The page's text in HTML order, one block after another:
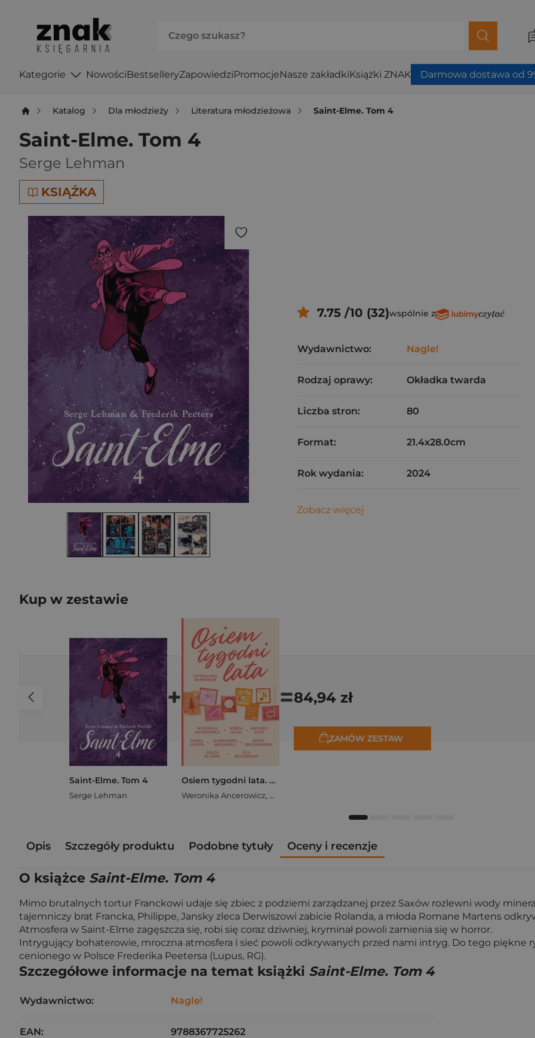
Kategorie NowościBestselleryZapowiedziPromocjeNasze zakładkiKsiążki ZNAK Darmowa dostawa od
Katalog Dla młodzieży Literatura młodzieżowa Saint-Elme. Tom 4
Saint-Elme. Tom 4
Serge Lehman
KSIĄŻKA
7.75 /10 (32)wspólnie z
Wydawnictwo: Nagle!
Rodzaj oprawy: Okładka twarda
Liczba stron: 80
Format: 21.4x28.0cm
Rok wydania: 2024
Zobacz więcej
Kup w zestawie
Saint-Elme. Tom 4
Serge Lehman
+
Osiem tygodni lata. Opowiadania na wakacje
Weronika Ancerowicz, Marta Bijan
=84,94 zł
ZAMÓW ZESTAW
Opis Szczegóły produktu Podobne tytuły Oceny i recenzje
O książce Saint-Elme. Tom 4
Mimo brutalnych tortur Franckowi udaje się zbiec z podziemi zarządzanej przez Saxów rozlewni wody
tajemniczy brat Francka, Philippe, Jansky zleca Derwiszowi zabicie Rolanda, a młoda Romane Martens
Atmosfera w Saint-Elme zagęszcza się, robi się coraz dziwniej, kryminał powoli zamienia się w horror.
Intrygujący bohaterowie, mroczna atmosfera i sieć powoli odkrywanych przed nami intryg. Do tego piękne
cenionego w Polsce Frederika Peetersa (Lupus, RG).
Szczegółowe informacje na temat książki Saint-Elme. Tom 4
Wydawnictwo: Nagle!
EAN: 9788367725262